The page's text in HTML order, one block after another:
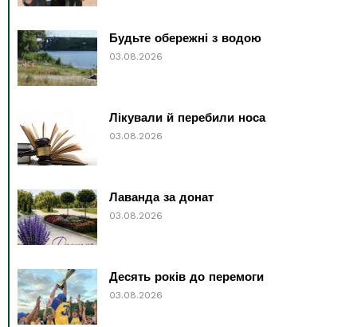
Будьте обережні з водою
03.08.2026
Лікували й перебили носа
03.08.2026
Лаванда за донат
03.08.2026
Десять років до перемоги
03.08.2026